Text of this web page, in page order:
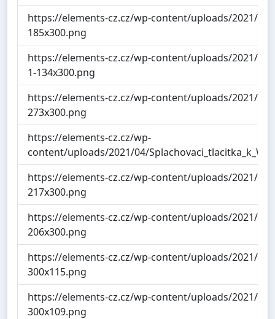
https://elements-cz.cz/wp-content/uploads/2021/
185x300.png
https://elements-cz.cz/wp-content/uploads/2021/05/
1-134x300.png
https://elements-cz.cz/wp-content/uploads/2021/05/
273x300.png
https://elements-cz.cz/wp-
content/uploads/2021/04/
https://elements-cz.cz/wp-content/uploads/2021/05/
217x300.png
https://elements-cz.cz/wp-content/uploads/2021/05/
206x300.png
https://elements-cz.cz/wp-content/uploads/2021/05/
300x115.png
https://elements-cz.cz/wp-content/uploads/2021/05/
300x109.png